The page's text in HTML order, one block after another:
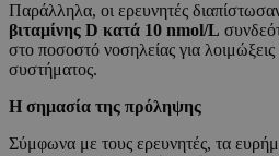
Παράλληλα, οι ερευνητές
βιταμίνης D κατά 10 nmol/L
στο ποσοστό νοσηλείας για
συστήματος.
Η σημασία της πρόληψης
Σύμφωνα με τους ερευνητές, τα